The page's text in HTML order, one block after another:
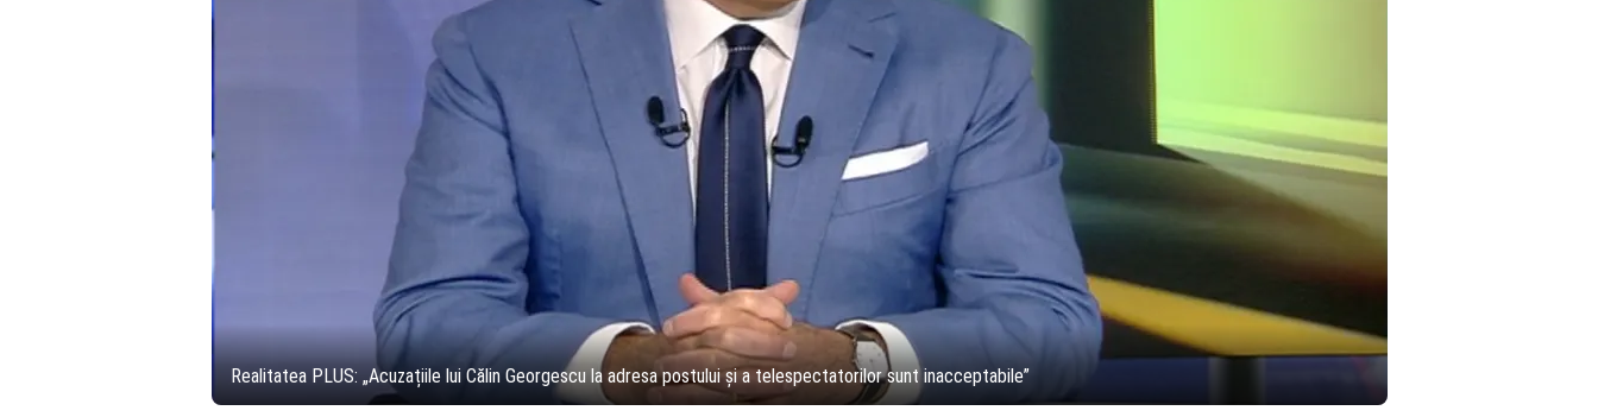
Realitatea PLUS: „Acuzațiile lui Călin Georgescu la adresa postului și a telespectatorilor sunt inacceptabile”